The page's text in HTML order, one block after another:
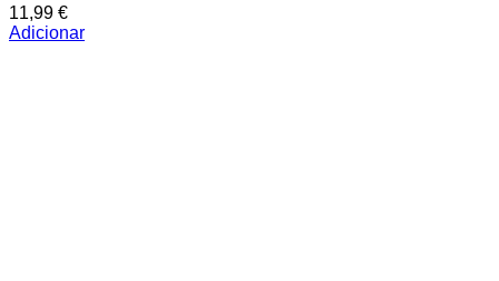
11,99 €
Adicionar